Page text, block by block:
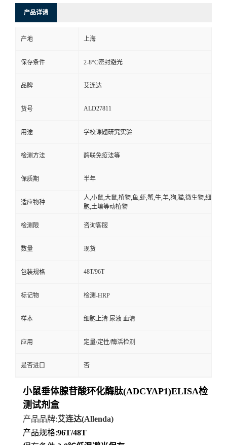
产品详请
产地 上海
保存条件 2-8°C密封避光
品牌 艾连达
货号 ALD27811
用途 学校课题研究实验
检测方法 酶联免疫法等
保质期 半年
适应物种
人,小鼠,大鼠,植物,鱼,虾,蟹,牛,羊,狗,猫,微生物,细
胞,土壤等动植物
检测限 咨询客服
数量 现货
包装规格 48T/96T
标记物 检测-HRP
样本 细胞上清 尿液 血清
应用 定量/定性/酶活检测
是否进口 否
小鼠垂体腺苷酸环化酶肽(ADCYAP1)ELISA检
测试剂盒
产品品牌:艾连达(Allenda)
产品规格:96T/48T